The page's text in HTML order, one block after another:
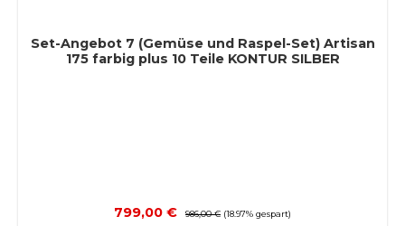
Set-Angebot 7 (Gemüse und Raspel-Set) Artisan
175 farbig plus 10 Teile KONTUR SILBER
Verkaufspreis:
799,00 € Regulärer Preis:
986,00 € (18.97% gespart)